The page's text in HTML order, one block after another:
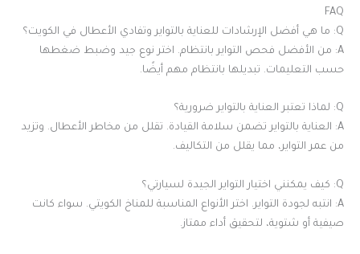
FAQ
Q: ما هي أفضل الإرشادات للعناية بالتواير وتفادي الأعطال في الكويت؟
A: من الأفضل فحص التواير بانتظام. اختر نوع جيد وضبط ضغطها
حسب التعليمات. تبديلها بانتظام مهم أيضًا.
Q: لماذا تعتبر العناية بالتواير ضرورية؟
A: العناية بالتواير تضمن سلامة القيادة. تقلل من مخاطر الأعطال. وتزيد
من عمر التواير، مما يقلل من التكاليف.
Q: كيف يمكنني اختيار التواير الجيدة لسيارتي؟
A: انتبه لجودة التواير. اختر الأنواع المناسبة للمناخ الكويتي. سواء كانت
صيفية أو شتوية، لتحقيق أداء ممتاز.